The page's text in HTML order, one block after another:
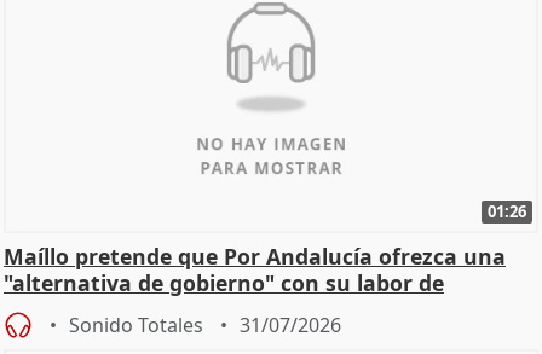
01:26
Maíllo pretende que Por Andalucía ofrezca una
"alternativa de gobierno" con su labor de
oposición
Sonido Totales 31/07/2026